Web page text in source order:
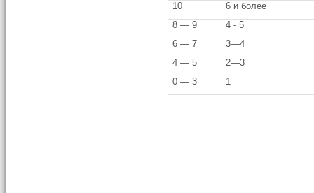
10
6 и более
8 — 9
4 - 5
6 — 7
3—4
4 — 5
2—3
0 — 3
1